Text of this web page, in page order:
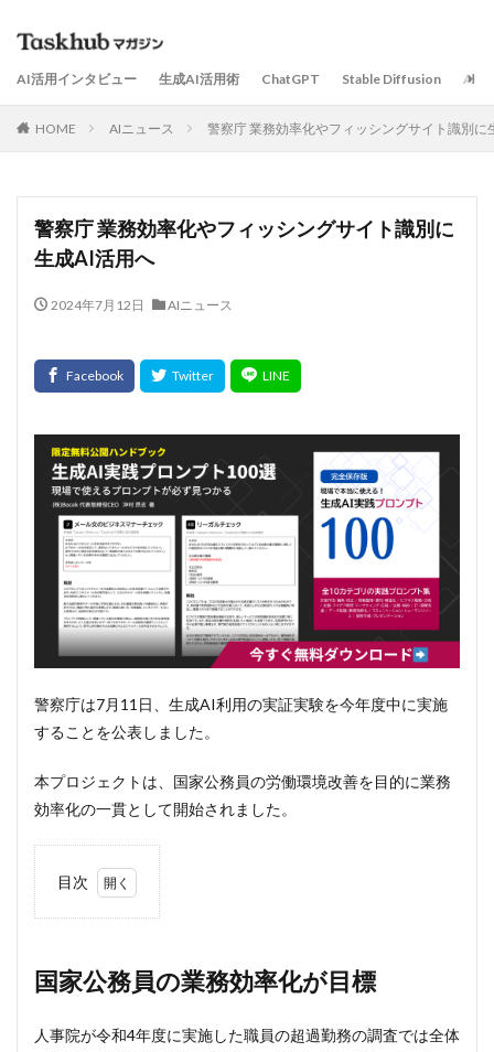
AI活用インタビュー 生成AI活用術 ChatGPT Stable Diffusion AIサ
HOME AIニュース 警察庁 業務効率化やフィッシングサイト識別に
警察庁 業務効率化やフィッシングサイト識別に
生成AI活用へ
2024年7月12日 AIニュース
警察庁は7月11日、生成AI利用の実証実験を今年度中に実施
することを公表しました。
本プロジェクトは、国家公務員の労働環境改善を目的に業務
効率化の一貫として開始されました。
目次
員の
業務
化が
国家公務員の業務効率化が目標
人事院が令和4年度に実施した職員の超過勤務の調査では全体